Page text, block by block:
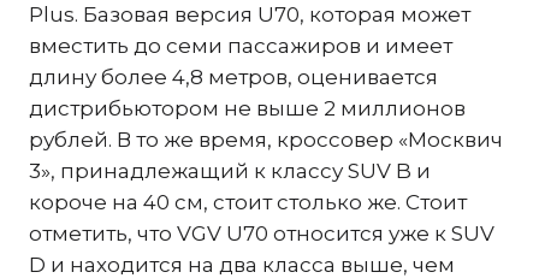
Plus. Базовая версия U70, которая может
вместить до семи пассажиров и имеет
длину более 4,8 метров, оценивается
дистрибьютором не выше 2 миллионов
рублей. В то же время, кроссовер «Москвич
3», принадлежащий к классу SUV B и
короче на 40 см, стоит столько же. Стоит
отметить, что VGV U70 относится уже к SUV
D и находится на два класса выше, чем